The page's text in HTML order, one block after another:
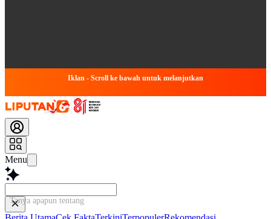
Iklan - Scroll ke bawah untuk melanjutkan
Menu
Tanya apapun tentang art